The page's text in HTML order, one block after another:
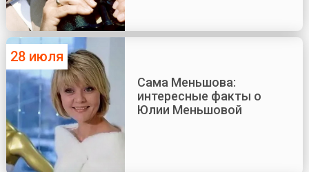
28 июля
Сама Меньшова:
интересные факты о
Юлии Меньшовой